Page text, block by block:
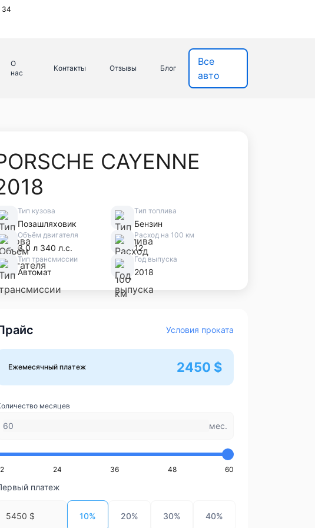
34
О
нас
Контакты Отзывы Блог
Все
авто
CAYENNE
Тип кузова
Позашляховик
Тип топлива
Бензин
Объём двигателя
3.0 л 340 л.с.
Расход на 100 км
12
Тип трансмиссии
Автомат
Год выпуска
2018
Условия проката
Ежемесячный платеж 2450 $
месяцев
мес.
24 36 48 60
платеж
5450 $ 10% 20% 30% 40%